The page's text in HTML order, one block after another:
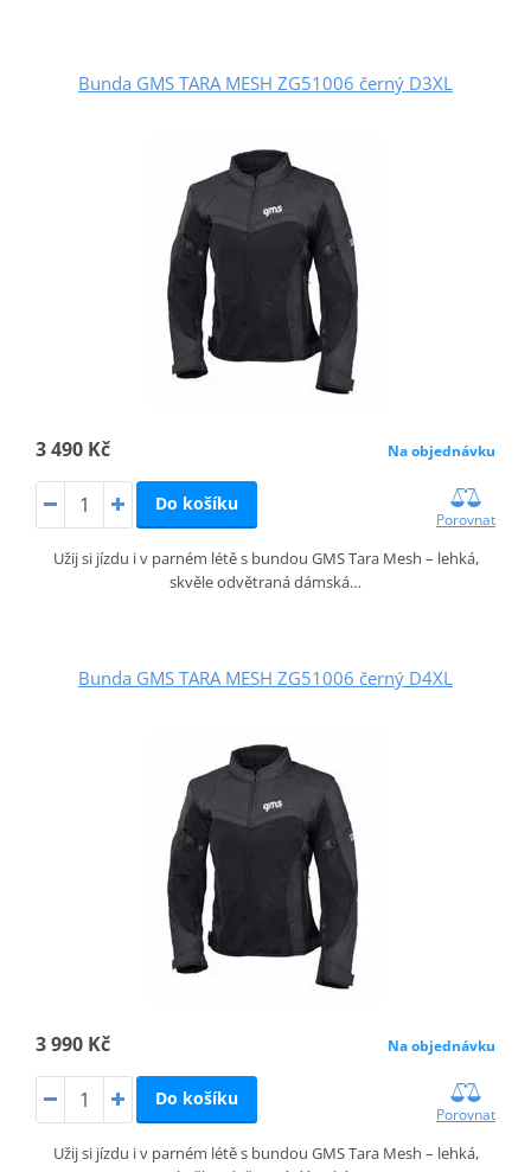
Bunda GMS TARA MESH ZG51006 černý D3XL
3 490 Kč Na objednávku
Do košíku
Porovnat
Užij si jízdu i v parném létě s bundou GMS Tara Mesh – lehká,
skvěle odvětraná dámská…
Bunda GMS TARA MESH ZG51006 černý D4XL
3 990 Kč Na objednávku
Do košíku
Porovnat
Užij si jízdu i v parném létě s bundou GMS Tara Mesh – lehká,